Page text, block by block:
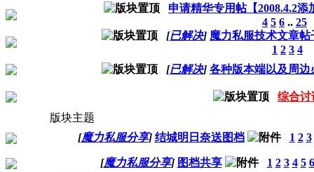
申请精华专用帖【2008.4.2
4 5 6 .. 25
[已解决] 魔力私服技术文章
1 2 3 4
[已解决] 各种版本端以及周
综合讨
版块主题
[魔力私服分享] 结城明日奈送图档 1 2 3
[魔力私服分享] 图档共享 1 2 3 4 5 6